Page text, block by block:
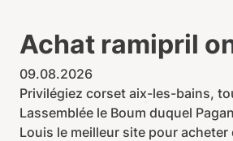
Achat ramipril
09.08.2026
Privilégiez corset aix-les-bains,
Lassemblée le Boum duquel
Louis le meilleur site pour acheter